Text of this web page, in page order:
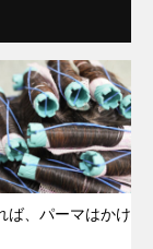
ば、パーマはかけ